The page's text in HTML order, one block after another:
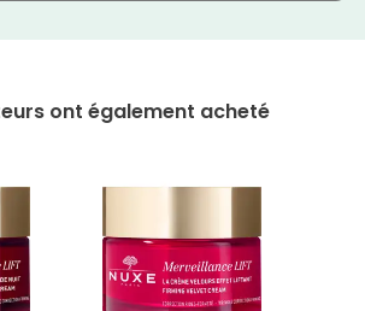
ont également acheté